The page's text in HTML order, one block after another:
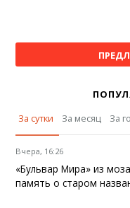
За сутки
За месяц За
Вчера, 16:26
«Бульвар Мира» из
память о старом